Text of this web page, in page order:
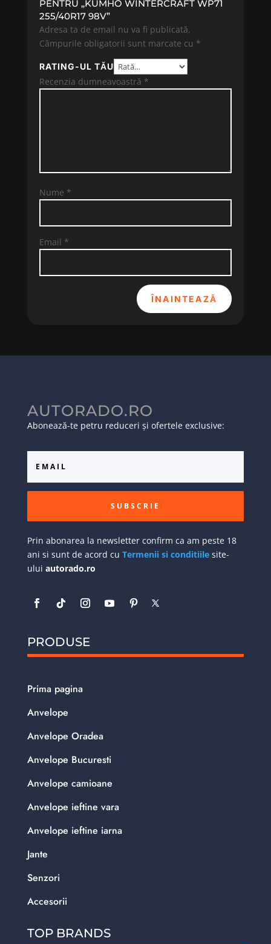
PENTRU „KUMHO WINTERCRAFT WP71
255/40R17 98V”
Adresa ta de email nu va fi publicată.
Câmpurile obligatorii sunt marcate cu *
RATING-UL TĂU
Recenzia dumneavoastră *
Nume *
Email *
ÎNAINTEAZĂ
AUTORADO.RO
Abonează-te petru reduceri și ofertele exclusive:
SUBSCRIE
Prin abonarea la newsletter confirm ca am peste 18
ani si sunt de acord cu Termenii si conditiilesite-
ului autorado.ro
PRODUSE
Prima pagina
Anvelope
Anvelope Oradea
Anvelope Bucuresti
Anvelope camioane
Anvelope ieftine vara
Anvelope ieftine iarna
Jante
Senzori
Accesorii
TOP BRANDS